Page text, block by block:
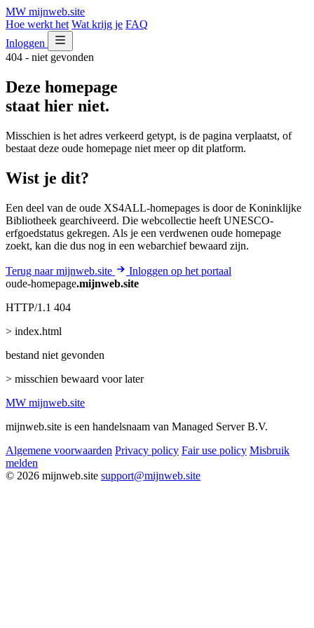
MW mijnweb.site
Hoe werkt het Wat krijg je FAQ
Inloggen
404 - niet gevonden
Deze homepage
staat hier niet.
Misschien is het adres verkeerd getypt, is de pagina verplaatst, of
bestaat deze oude homepage niet meer op dit platform.
Wist je dit?
Een deel van de oude XS4ALL-homepages is door de Koninklijke
Bibliotheek gearchiveerd. Die webcollectie heeft UNESCO-
erfgoedstatus gekregen. Als je een verdwenen oude homepage
zoekt, kan die dus nog in een webarchief bewaard zijn.
Terug naar mijnweb.site
Inloggen op het portaal
oude-homepage.mijnweb.site
HTTP/1.1 404
> index.html
bestand niet gevonden
> misschien bewaard voor later
MW mijnweb.site
mijnweb.site is een handelsnaam van Managed Server B.V.
Algemene voorwaarden Privacy policy Fair use policy Misbruik
melden
© 2026 mijnweb.site support@mijnweb.site